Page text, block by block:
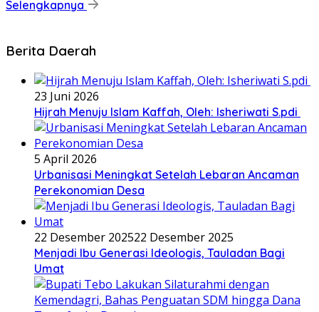
Selengkapnya
Berita Daerah
23 Juni 2026
Hijrah Menuju Islam Kaffah, Oleh: Isheriwati S.pdi
5 April 2026
Urbanisasi Meningkat Setelah Lebaran Ancaman
Perekonomian Desa
22 Desember 202522 Desember 2025
Menjadi Ibu Generasi Ideologis, Tauladan Bagi
Umat